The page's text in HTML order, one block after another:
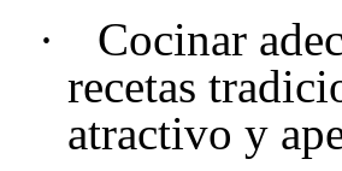
·
Cocinar
recetas
atractivo y